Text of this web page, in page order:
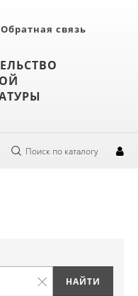
Обратная связь
Поиск по каталогу